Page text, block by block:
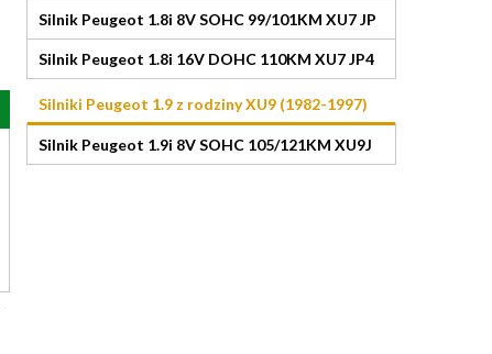
Silnik Peugeot 1.8i 8V SOHC 99/101KM XU7 JP
Silnik Peugeot 1.8i 16V DOHC 110KM XU7 JP4
Silniki Peugeot 1.9 z rodziny XU9 (1982-1997)
Silnik Peugeot 1.9i 8V SOHC 105/121KM XU9J